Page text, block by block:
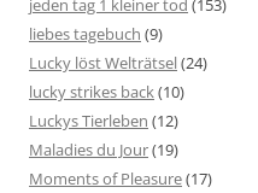
jeden tag 1 kleiner tod (153)
liebes tagebuch (9)
Lucky löst Welträtsel(24)
lucky strikes back(10)
Luckys Tierleben (12)
Maladies du Jour(19)
Moments of Pleasure(17)